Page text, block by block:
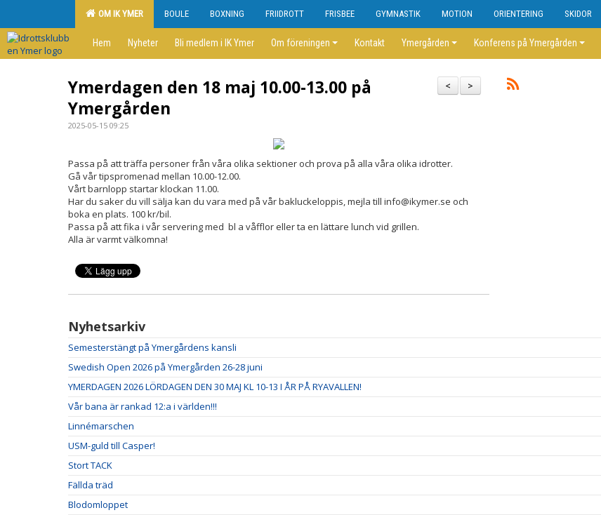
OM IK YMER BOULE BOXNING FRIIDROTT FRISBEE GYMNASTIK MOTION ORIENTERING SKIDOR
Hem Nyheter Bli medlem i IK Ymer Om föreningen Kontakt Ymergården Konferens på Ymergården
>
<
Ymerdagen den 18 maj 10.00-13.00 på
Ymergården
2025-05-15 09:25
Passa på att träffa personer från våra olika sektioner och prova på alla våra olika idrotter.
Gå vår tipspromenad mellan 10.00-12.00.
Vårt barnlopp startar klockan 11.00.
Har du saker du vill sälja kan du vara med på vår bakluckeloppis, mejla till info@ikymer.se och
boka en plats. 100 kr/bil.
Passa på att fika i vår servering med bl a våfflor eller ta en lättare lunch vid grillen.
Alla är varmt välkomna!
Nyhetsarkiv
Semesterstängt på Ymergårdens kansli
Swedish Open 2026 på Ymergården 26-28 juni
YMERDAGEN 2026 LÖRDAGEN DEN 30 MAJ KL 10-13 I ÅR PÅ RYAVALLEN!
Vår bana är rankad 12:a i världen!!!
Linnémarschen
USM-guld till Casper!
Stort TACK
Fällda träd
Blodomloppet